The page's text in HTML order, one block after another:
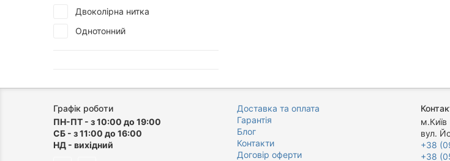
Двоколірна нитка
Однотонний
Графік роботи
ПН-ПТ - з 10:00 до 19:00
СБ - з 11:00 до 16:00
НД - вихідний
Доставка та оплата
Гарантія
Блог
Контакти
Договір оферти
м.Київ
вул.
+38
+38